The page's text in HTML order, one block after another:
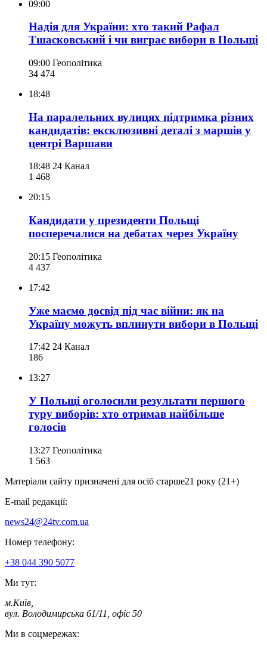
09:00
Надія для України: хто такий Рафал
Тшасковський і чи виграє вибори в Польщі
09:00 Геополітика
34 474
18:48
На паралельних вулицях підтримка різних
кандидатів: ексклюзивні деталі з маршів у
центрі Варшави
18:48 24 Канал
1 468
20:15
Кандидати у президенти Польщі
посперечалися на дебатах через Україну
20:15 Геополітика
4 437
17:42
Уже маємо досвід під час війни: як на
Україну можуть вплинути вибори в Польщі
17:42 24 Канал
186
13:27
У Польщі оголосили результати першого
туру виборів: хто отримав найбільше
голосів
13:27 Геополітика
1 563
Матеріали сайту призначені для осіб старше21 року (21+)
E-mail редакції:
news24@24tv.com.ua
Номер телефону:
+38 044 390 5077
Ми тут:
м.Київ
вул. Володимирська 61/11, офіс 50
Ми в соцмережах: